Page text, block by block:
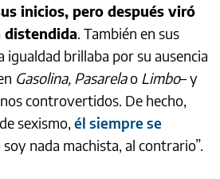
inicios, pero después viró
distendida. También en sus
igualdad brillaba por su ausencia
Gasolina, Pasarelao Limbo– y
controvertidos. De hecho,
sexismo, él siempre se
soy nada machista, al contrario”.